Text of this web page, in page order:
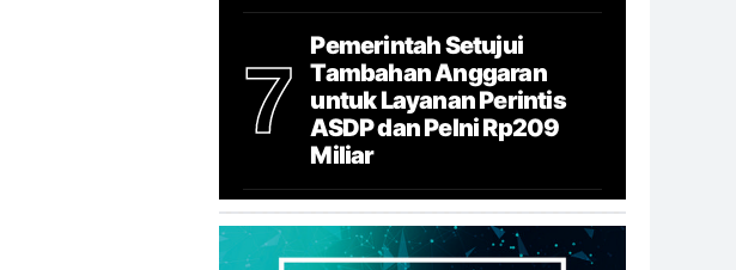
7
Pemerintah Setujui
Tambahan Anggaran
untuk Layanan Perintis
ASDP dan Pelni Rp209
Miliar